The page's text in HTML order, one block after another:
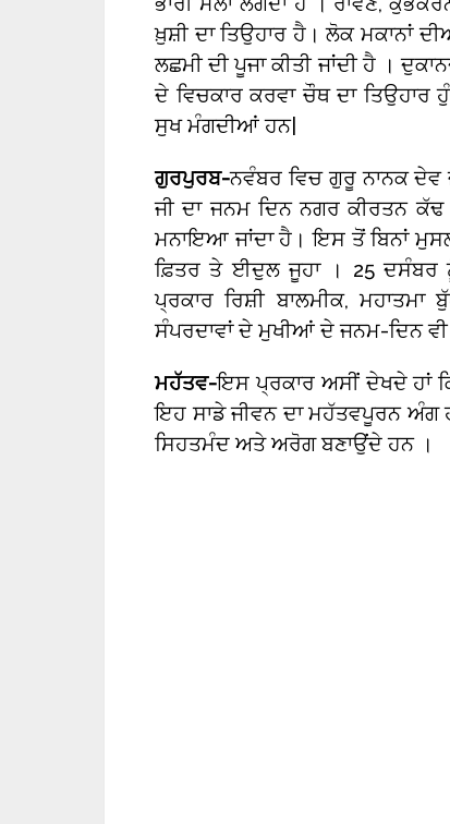
ਖ਼ੁਸ਼ੀ ਦਾ ਤਿਉਹਾਰ ਹੈ। ਲੋਕ
ਲਛਮੀ ਦੀ ਪੂਜਾ ਕੀਤੀ ਜਾਂਦੀ ਹੈ ।
ਦੇ ਵਿਚਕਾਰ ਕਰਵਾ ਚੌਥ ਦਾ
ਸੁਖ ਮੰਗਦੀਆਂ ਹਨ|
ਗੁਰਪੁਰਬ-ਨਵੰਬਰ ਵਿਚ ਗੁਰੂ ਨਾਨਕ ਦੇਵ
ਜੀ ਦਾ ਜਨਮ ਦਿਨ ਨਗਰ ਕੀਰਤਨ
ਮਨਾਇਆ ਜਾਂਦਾ ਹੈ। ਇਸ ਤੋਂ ਬਿਨਾਂ
ਫ਼ਿਤਰ ਤੇ ਈਦੁਲ ਜੂਹਾ । 25 ਦਸੰਬਰ
ਪ੍ਰਕਾਰ ਰਿਸ਼ੀ ਬਾਲਮੀਕ,
ਸੰਪਰਦਾਵਾਂ ਦੇ ਮੁਖੀਆਂ ਦੇ ਜਨਮ-ਦਿਨ
ਮਹੱਤਵ-ਇਸ ਪ੍ਰਕਾਰ ਅਸੀਂ ਦੇਖਦੇ ਹਾਂ
ਇਹ ਸਾਡੇ ਜੀਵਨ ਦਾ ਮਹੱਤਵਪੂਰਨ ਅੰਗ
ਸਿਹਤਮੰਦ ਅਤੇ ਅਰੋਗ ਬਣਾਉਂਦੇ ਹਨ ।